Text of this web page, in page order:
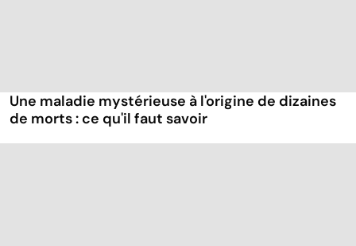
Une maladie mystérieuse à l'origine de dizaines
de morts : ce qu'il faut savoir